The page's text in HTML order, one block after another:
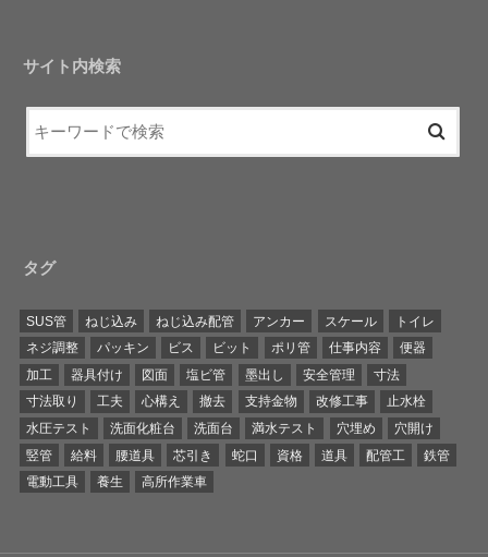
サイト内検索
タグ
SUS管 ねじ込み ねじ込み配管 アンカー スケール
トイレ
ネジ調整
パッキン ビス ビット ポリ管 仕事内容
便器
加工
器具付け 図面 塩ビ管 墨出し 安全管理
寸法
寸法取り
工夫 心構え 撤去 支持金物 改修工事
止水栓
水圧テスト
洗面化粧台 洗面台 満水テスト 穴埋め
穴開け
竪管
給料 腰道具 芯引き 蛇口 資格 道具 配管工
鉄管
電動工具
養生 高所作業車